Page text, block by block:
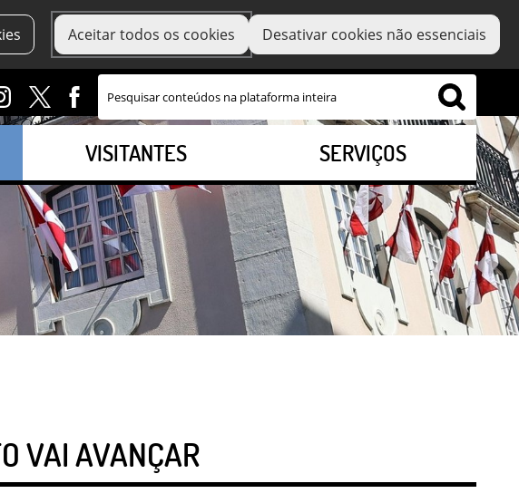
Aceitar todos os cookies Desativar cookies não essenciais
VISITANTES SERVIÇOS
VAI AVANÇAR